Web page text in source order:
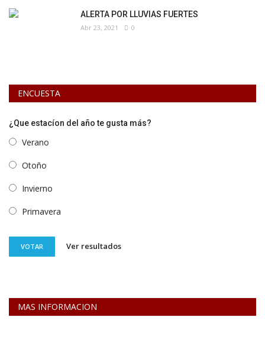
ALERTA POR LLUVIAS FUERTES
Abr 23, 2021 0
ENCUESTA
¿Que estacíon del año te gusta más?
Verano
Otoño
Invierno
Primavera
VOTAR Ver resultados
MAS INFORMACION